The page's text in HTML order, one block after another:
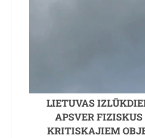
LIETUVAS
APSVER
KRITISKAJIEM